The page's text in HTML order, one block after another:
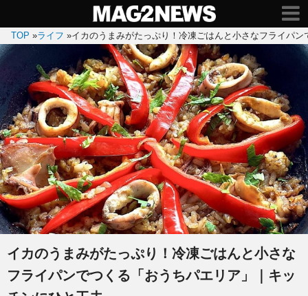
TOP »ライフ »イカのうまみがたっぷり！冷凍ごはんと小さなフライパ
イカのうまみがたっぷり！冷凍ごはんと小さな
フライパンでつくる「おうちパエリア」｜キッ